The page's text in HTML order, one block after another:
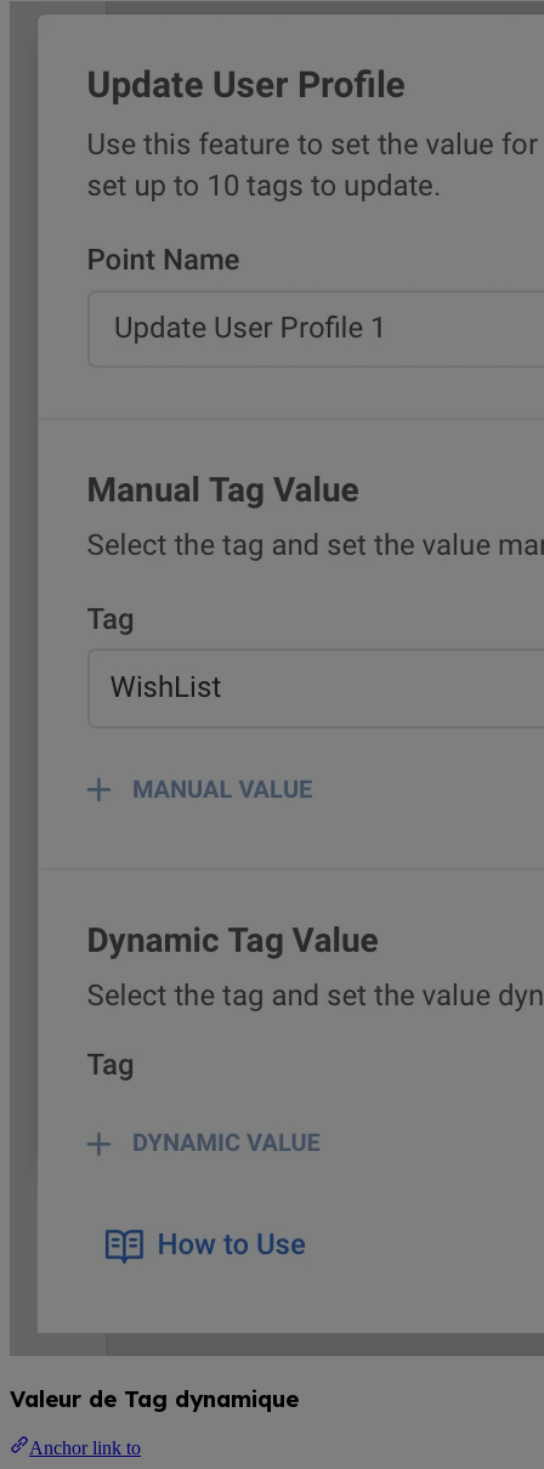
Valeur de Tag dynamique
Anchor link to